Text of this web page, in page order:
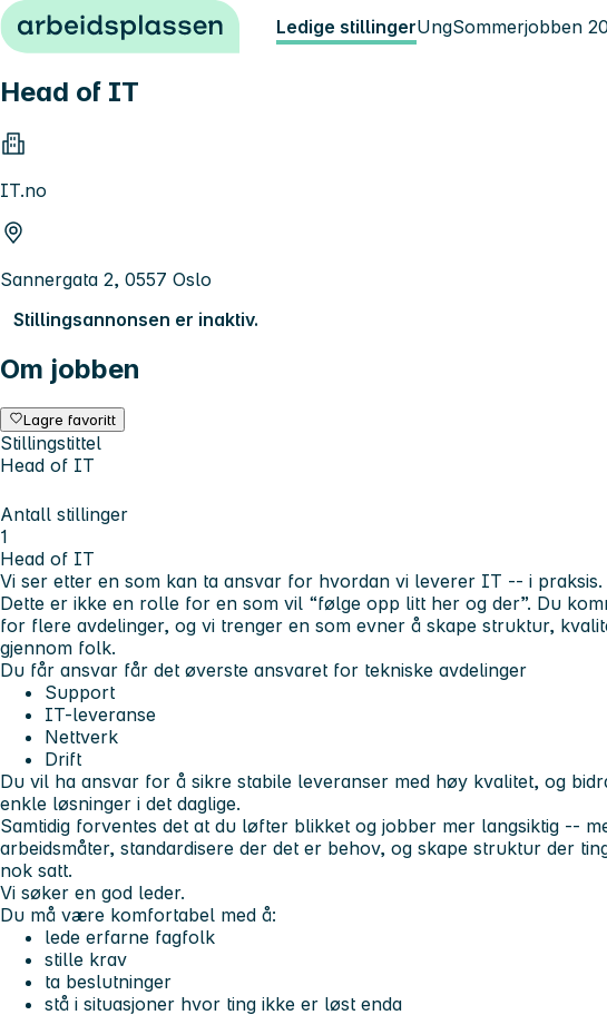
Hopp til innhold Ledige stillingerUngSommerjobben
Head of IT
IT.no
Sannergata 2, 0557 Oslo
Stillingsannonsen er inaktiv.
Om jobben
Lagre favoritt
Stillingstittel
Head of IT
Antall stillinger
1
Head of IT
Vi ser etter en som kan ta ansvar for hvordan vi leverer IT -- i praksis.
Dette er ikke en rolle for en som vil “følge opp litt her og der”. Du
for flere avdelinger, og vi trenger en som evner å skape struktur,
gjennom folk.
Du får ansvar får det øverste ansvaret for tekniske avdelinger
Support
IT-leveranse
Nettverk
Drift
Du vil ha ansvar for å sikre stabile leveranser med høy kvalitet, og
enkle løsninger i det daglige.
Samtidig forventes det at du løfter blikket og jobber mer langsiktig --
arbeidsmåter, standardisere der det er behov, og skape struktur der
nok satt.
Vi søker en god leder.
Du må være komfortabel med å:
lede erfarne fagfolk
stille krav
ta beslutninger
stå i situasjoner hvor ting ikke er løst enda